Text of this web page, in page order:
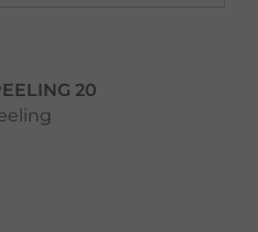
20